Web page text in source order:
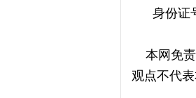
身份证
本网免责
观点不代